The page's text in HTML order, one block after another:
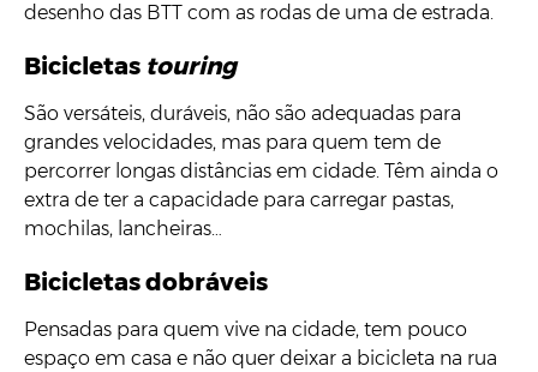
desenho das BTT com as rodas de uma de estrada.
Bicicletas touring
São versáteis, duráveis, não são adequadas para
grandes velocidades, mas para quem tem de
percorrer longas distâncias em cidade. Têm ainda o
extra de ter a capacidade para carregar pastas,
mochilas, lancheiras…
Bicicletas dobráveis
Pensadas para quem vive na cidade, tem pouco
espaço em casa e não quer deixar a bicicleta na rua